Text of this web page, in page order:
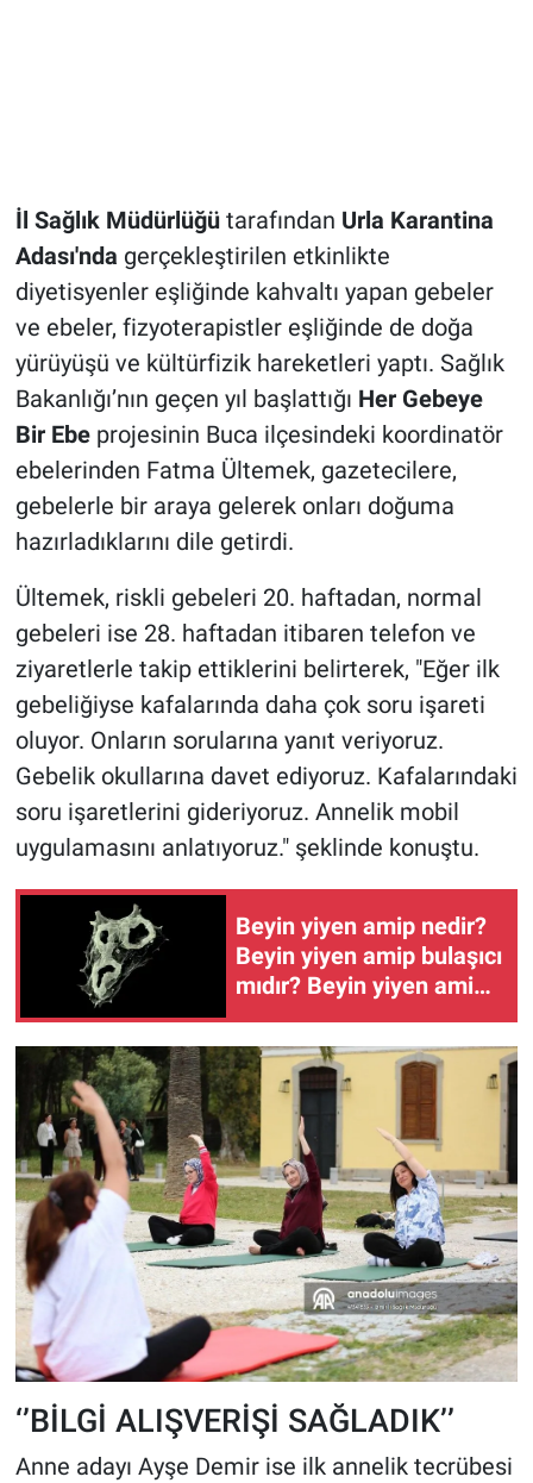
İl Sağlık Müdürlüğü tarafından Urla Karantina
Adası'nda gerçekleştirilen etkinlikte
diyetisyenler eşliğinde kahvaltı yapan gebeler
ve ebeler, fizyoterapistler eşliğinde de doğa
yürüyüşü ve kültürfizik hareketleri yaptı. Sağlık
Bakanlığı’nın geçen yıl başlattığı Her Gebeye
Bir Ebeprojesinin Buca ilçesindeki koordinatör
ebelerinden Fatma Ültemek, gazetecilere,
gebelerle bir araya gelerek onları doğuma
hazırladıklarını dile getirdi.
Ültemek, riskli gebeleri 20. haftadan, normal
gebeleri ise 28. haftadan itibaren telefon ve
ziyaretlerle takip ettiklerini belirterek, "Eğer ilk
gebeliğiyse kafalarında daha çok soru işareti
oluyor. Onların sorularına yanıt veriyoruz.
Gebelik okullarına davet ediyoruz. Kafalarındaki
soru işaretlerini gideriyoruz. Annelik mobil
uygulamasını anlatıyoruz." şeklinde konuştu.
Beyin yiyen amip nedir?
Beyin yiyen amip bulaşıcı
mıdır? Beyin yiyen amip
‘’BİLGİ ALIŞVERİŞİ SAĞLADIK’’
Anne adayı Ayşe Demir ise ilk annelik tecrübesi